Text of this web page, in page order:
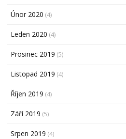
Únor 2020 (4)
Leden 2020 (4)
Prosinec 2019 (5)
Listopad 2019 (4)
Říjen 2019 (4)
Září 2019 (5)
Srpen 2019 (4)